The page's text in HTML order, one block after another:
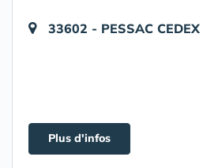
33602 - PESSAC CEDEX
Plus d'infos